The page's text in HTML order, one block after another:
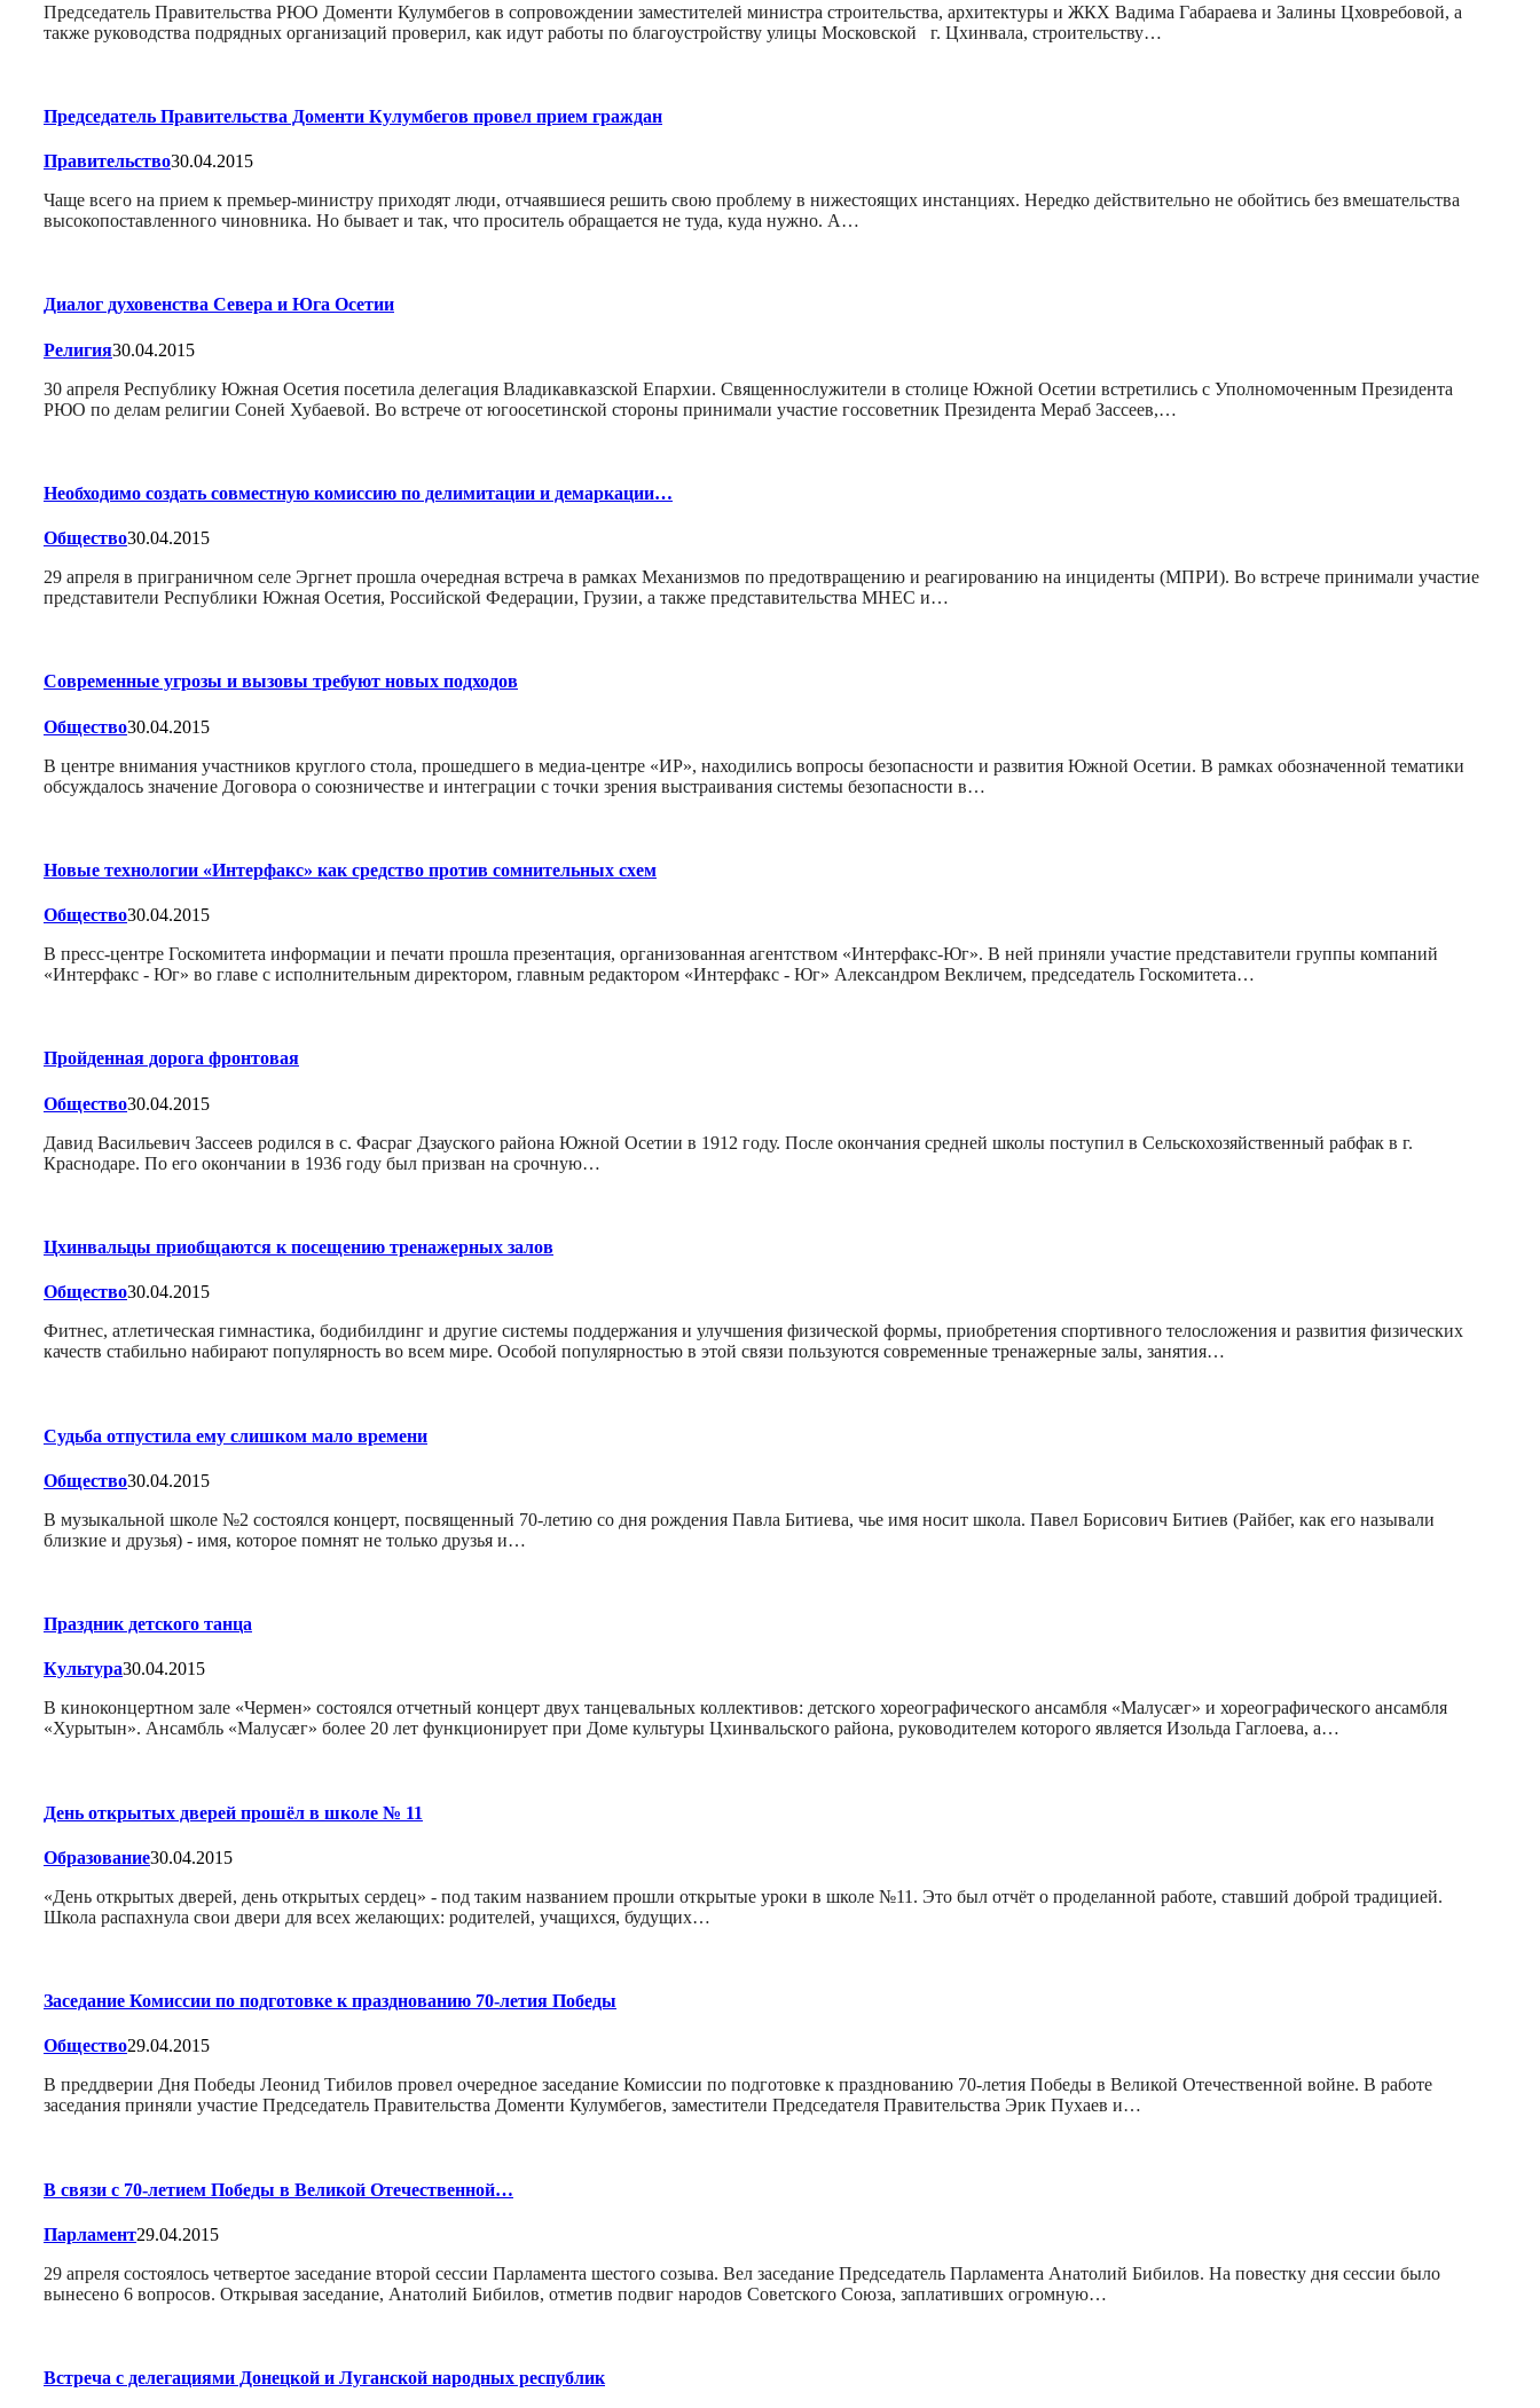
Председатель Правительства РЮО Доменти Кулумбегов в сопровождении заместителей министра строительства, архитектуры и ЖКХ Вадима Габараева и Залины Цховребовой, а
также руководства подрядных организаций проверил, как идут работы по благоустройству улицы Московской г. Цхинвала, строительству…
Председатель Правительства Доменти Кулумбегов провел прием граждан
Правительство30.04.2015
Чаще всего на прием к премьер-министру приходят люди, отчаявшиеся решить свою проблему в нижестоящих инстанциях. Нередко действительно не обойтись без вмешательства
высокопоставленного чиновника. Но бывает и так, что проситель обращается не туда, куда нужно. А…
Диалог духовенства Севера и Юга Осетии
Религия30.04.2015
30 апреля Республику Южная Осетия посетила делегация Владикавказской Епархии. Священнослужители в столице Южной Осетии встретились с Уполномоченным Президента
РЮО по делам религии Соней Хубаевой. Во встрече от югоосетинской стороны принимали участие госсоветник Президента Мераб Зассеев,…
Необходимо создать совместную комиссию по делимитации и демаркации…
Общество30.04.2015
29 апреля в приграничном селе Эргнет прошла очередная встреча в рамках Механизмов по предотвращению и реагированию на инциденты (МПРИ). Во встрече принимали участие
представители Республики Южная Осетия, Российской Федерации, Грузии, а также представительства МНЕС и…
Современные угрозы и вызовы требуют новых подходов
Общество30.04.2015
В центре внимания участников круглого стола, прошедшего в медиа-центре «ИР», находились вопросы безопасности и развития Южной Осетии. В рамках обозначенной тематики
обсуждалось значение Договора о союзничестве и интеграции с точки зрения выстраивания системы безопасности в…
Новые технологии «Интерфакс» как средство против сомнительных схем
Общество30.04.2015
В пресс-центре Госкомитета информации и печати прошла презентация, организованная агентством «Интерфакс-Юг». В ней приняли участие представители группы компаний
«Интерфакс - Юг» во главе с исполнительным директором, главным редактором «Интерфакс - Юг» Александром Векличем, председатель Госкомитета…
Пройденная дорога фронтовая
Общество30.04.2015
Давид Васильевич Зассеев родился в с. Фасраг Дзауского района Южной Осетии в 1912 году. После окончания средней школы поступил в Сельскохозяйственный рабфак в г.
Краснодаре. По его окончании в 1936 году был призван на срочную…
Цхинвальцы приобщаются к посещению тренажерных залов
Общество30.04.2015
Фитнес, атлетическая гимнастика, бодибилдинг и другие системы поддержания и улучшения физической формы, приобретения спортивного телосложения и развития физических
качеств стабильно набирают популярность во всем мире. Особой популярностью в этой связи пользуются современные тренажерные залы, занятия…
Судьба отпустила ему слишком мало времени
Общество30.04.2015
В музыкальной школе №2 состоялся концерт, посвященный 70-летию со дня рождения Павла Битиева, чье имя носит школа. Павел Борисович Битиев (Райбег, как его называли
близкие и друзья) - имя, которое помнят не только друзья и…
Праздник детского танца
Культура30.04.2015
В киноконцертном зале «Чермен» состоялся отчетный концерт двух танцевальных коллективов: детского хореографического ансамбля «Малусæг» и хореографического ансамбля
«Хурытын». Ансамбль «Малусæг» более 20 лет функционирует при Доме культуры Цхинвальского района, руководителем которого является Изольда Гаглоева, а…
День открытых дверей прошёл в школе № 11
Образование30.04.2015
«День открытых дверей, день открытых сердец» - под таким названием прошли открытые уроки в школе №11. Это был отчёт о проделанной работе, ставший доброй традицией.
Школа распахнула свои двери для всех желающих: родителей, учащихся, будущих…
Заседание Комиссии по подготовке к празднованию 70-летия Победы
Общество29.04.2015
В преддверии Дня Победы Леонид Тибилов провел очередное заседание Комиссии по подготовке к празднованию 70-летия Победы в Великой Отечественной войне. В работе
заседания приняли участие Председатель Правительства Доменти Кулумбегов, заместители Председателя Правительства Эрик Пухаев и…
В связи с 70-летием Победы в Великой Отечественной…
Парламент29.04.2015
29 апреля состоялось четвертое заседание второй сессии Парламента шестого созыва. Вел заседание Председатель Парламента Анатолий Бибилов. На повестку дня сессии было
вынесено 6 вопросов. Открывая заседание, Анатолий Бибилов, отметив подвиг народов Советского Союза, заплативших огромную…
Встреча с делегациями Донецкой и Луганской народных республик